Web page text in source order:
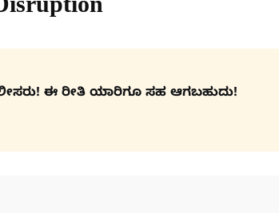
ಈ ರೀತಿ ಯಾರಿಗೂ ಸಹ ಆಗಬಹುದು!